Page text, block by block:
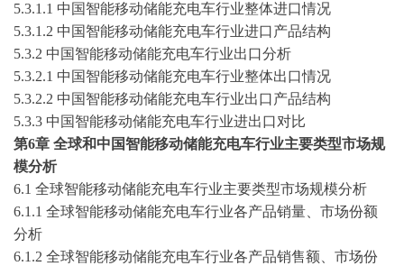
5.3.1.1 中国 智能移动储能充电车行业整体进口情况
5.3.1.2 中国 智能移动储能充电车行业进口产品结构
5.3.2 中国 智能移动储能充电车行业出口分析
5.3.2.1 中国 智能移动储能充电车行业整体出口情况
5.3.2.2 中国 智能移动储能充电车行业出口产品结构
5.3.3 中国 智能移动储能充电车行业进出口对比
第6章 全球和中国智能移动储能充电车行业主要类型市场规
模分析
6.1 全球智能移动储能充电车行业主要类型市场规模分析
6.1.1 全球智能移动储能充电车行业各产品销量、市场份额
分析
6.1.2 全球智能移动储能充电车行业各产品销售额、市场份